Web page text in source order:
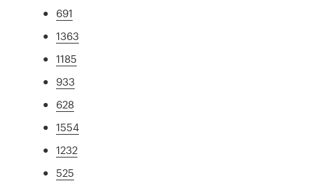
691
1363
1185
933
628
1554
1232
525